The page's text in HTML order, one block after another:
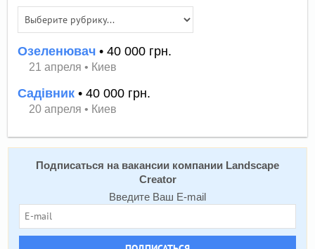
Озеленювач • 40 000 грн.
21 апреля • Киев
Садівник • 40 000 грн.
20 апреля • Киев
Подписаться на вакансии компании Landscape
Creator
Введите Ваш E-mail